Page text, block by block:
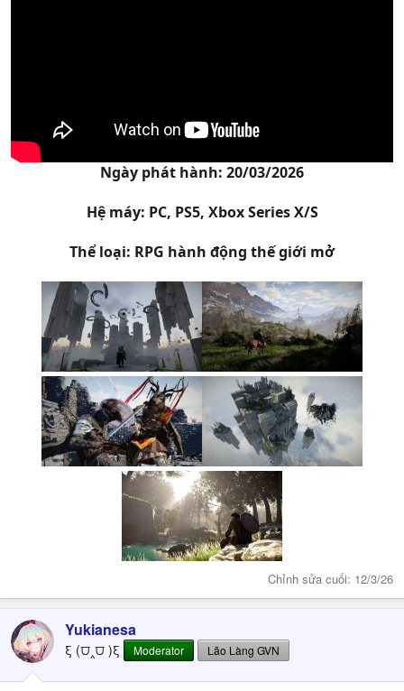
Ngày phát hành: 20/03/2026
Hệ máy: PC, PS5, Xbox Series X/S
Thể loại: RPG hành động thế giới mở
Chỉnh sửa cuối: 12/3/26
Yukianesa
ξ (⩌‸⩌ )ξ Moderator Lão Làng GVN